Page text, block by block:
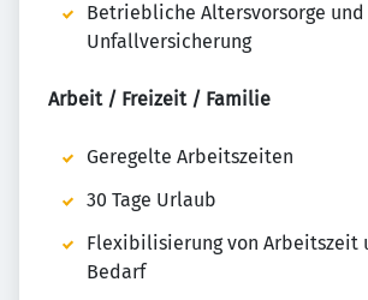
Betriebliche Altersvorsorge und
Unfallversicherung
Arbeit / Freizeit / Familie
Geregelte Arbeitszeiten
30 Tage Urlaub
Flexibilisierung von Arbeitszeit
Bedarf